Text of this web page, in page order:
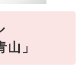
」